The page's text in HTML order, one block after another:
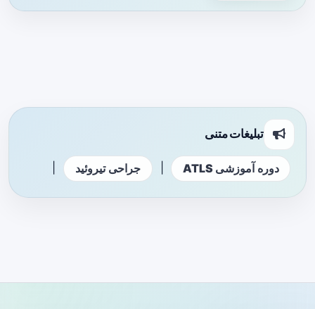
تبلیغات متنی
دوره آموزشی ATLS جراحی تیروئید